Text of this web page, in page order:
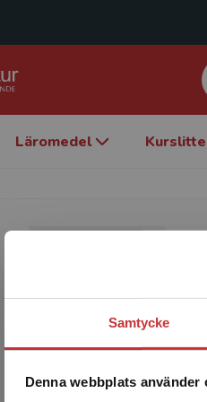
Samtycke
Denna webbplats använder
Läromedel